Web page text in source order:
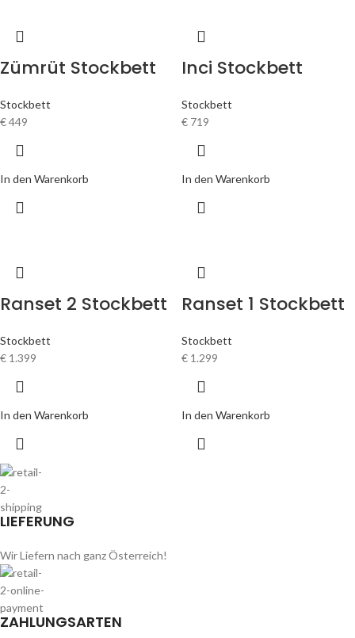
Zümrüt Stockbett
Stockbett
€449
In den Warenkorb
Inci Stockbett
Stockbett
€ 719
In den Warenkorb
Ranset 2 Stockbett
Stockbett
€ 1.399
In den Warenkorb
Ranset 1 Stockbett
Stockbett
€ 1.299
In den Warenkorb
LIEFERUNG
Wir Liefern nach ganz Österreich!
ZAHLUNGSARTEN